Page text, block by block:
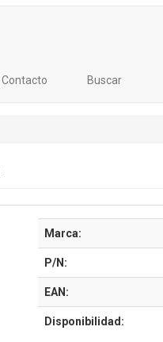
Contacto Buscar
Marca:
P/N:
EAN:
Disponibilidad: